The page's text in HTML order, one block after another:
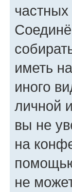
иметь
иного
личной
вы не
на
не